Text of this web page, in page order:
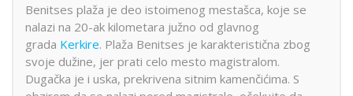
Benitses plaža je deo istoimenog mestašca, koje se
nalazi na 20-ak kilometara južno od glavnog
grada Kerkire. Plaža Benitses je karakteristična zbog
svoje dužine, jer prati celo mesto magistralom.
Dugačka je i uska, prekrivena sitnim kamenčićima. S